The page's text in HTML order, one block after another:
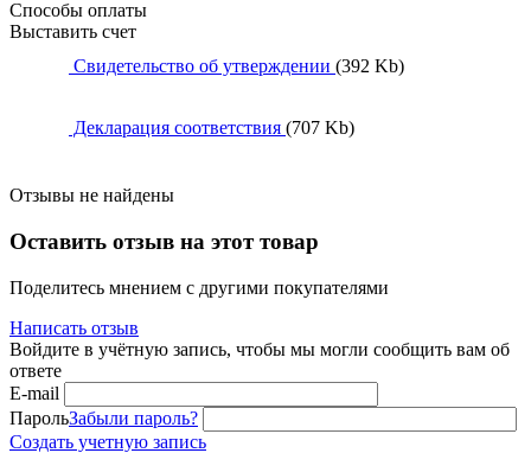
Способы оплаты
Выставить счет
Свидетельство об утверждении (392 Kb)
Декларация соответствия (707 Kb)
Отзывы не найдены
Оставить отзыв на этот товар
Поделитесь мнением с другими покупателями
Написать отзыв
Войдите в учётную запись, чтобы мы могли сообщить вам об
ответе
E-mail
ПарольЗабыли пароль?
Создать учетную запись